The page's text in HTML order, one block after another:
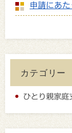
申請にあ
カテゴリー
ひとり親家庭